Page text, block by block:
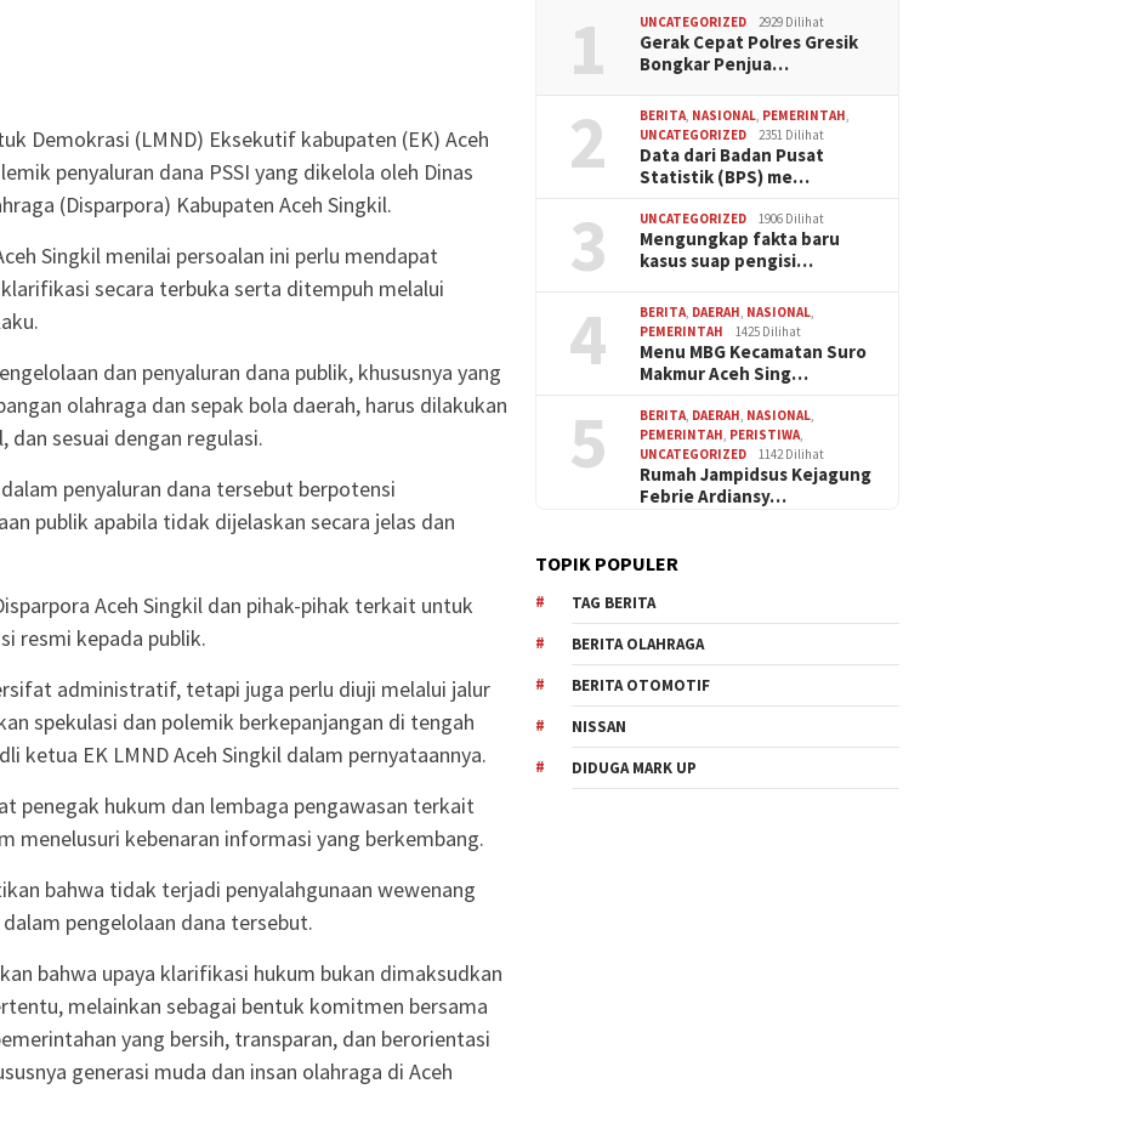
Demokrasi (LMND) Eksekutif kabupaten (EK) Aceh
penyaluran dana PSSI yang dikelola oleh Dinas
(Disparpora) Kabupaten Aceh Singkil.
Singkil menilai persoalan ini perlu mendapat
secara terbuka serta ditempuh melalui
dan penyaluran dana publik, khususnya yang
olahraga dan sepak bola daerah, harus dilakukan
dan sesuai dengan regulasi.
penyaluran dana tersebut berpotensi
publik apabila tidak dijelaskan secara jelas dan
Aceh Singkil dan pihak-pihak terkait untuk
resmi kepada publik.
administratif, tetapi juga perlu diuji melalui jalur
spekulasi dan polemik berkepanjangan di tengah
ketua EK LMND Aceh Singkil dalam pernyataannya.
penegak hukum dan lembaga pengawasan terkait
menelusuri kebenaran informasi yang berkembang.
bahwa tidak terjadi penyalahgunaan wewenang
pengelolaan dana tersebut.
bahwa upaya klarifikasi hukum bukan dimaksudkan
melainkan sebagai bentuk komitmen bersama
yang bersih, transparan, dan berorientasi
generasi muda dan insan olahraga di Aceh
1 UNCATEGORIZED 2929 Dilihat
Gerak Cepat Polres Gresik
Bongkar Penjua…
2 BERITA NASIONAL PEMERINTAH
UNCATEGORIZED
2351 Dilihat
Data dari Badan Pusat
Statistik (BPS) me…
3 UNCATEGORIZED 1906 Dilihat
Mengungkap fakta baru
kasus suap pengisi…
4 BERITA DAERAH NASIONAL
PEMERINTAH
1425 Dilihat
Menu MBG Kecamatan Suro
Makmur Aceh Sing…
5 BERITA DAERAH NASIONAL
PEMERINTAH PERISTIWA
UNCATEGORIZED
1142 Dilihat
Rumah Jampidsus Kejagung
Febrie Ardiansy…
TOPIK POPULER
TAG BERITA
BERITA OLAHRAGA
BERITA OTOMOTIF
NISSAN
DIDUGA MARK UP